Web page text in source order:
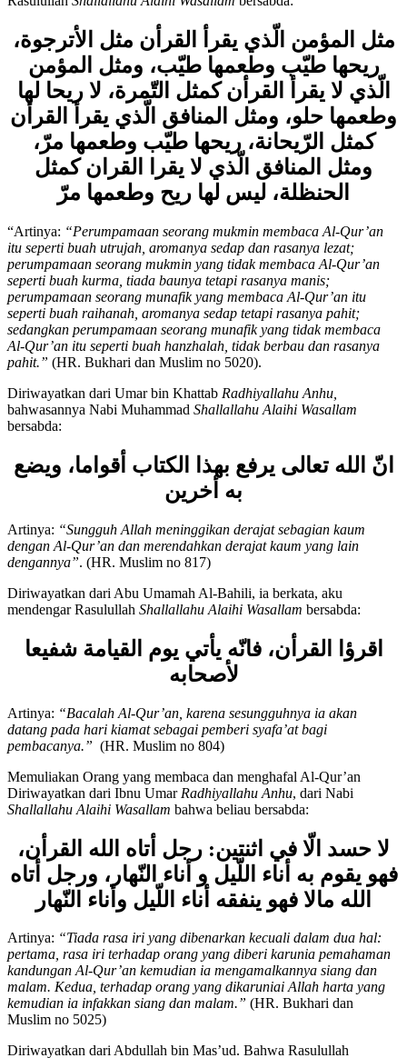
مثل المؤمن الّذي يقرأ القرأن مثل الأترجوة،
ريحها طيّب وطعمها طيّب، ومثل المؤمن
الّذي لا يقرأ القرأن كمثل التّمرة، لا ريحا لها
وطعمها حلو، ومثل المنافق الّذي يقرأ القرأن
كمثل الرّيحانة، ريحها طيّب وطعمها مرّ،
ومثل المنافق الّذي لا يقرا القران كمثل
الحنظلة، ليس لها ريح وطعمها مرّ
“Artinya: “Perumpamaan seorang mukmin membaca Al-Qur
itu seperti buah utrujah, aromanya sedap dan rasanya lezat;
perumpamaan seorang mukmin yang tidak membaca Al-Qur
seperti buah kurma, tiada baunya tetapi rasanya manis;
perumpamaan seorang munafik yang membaca Al-Qur’an itu
seperti buah raihanah, aromanya sedap tetapi rasanya pahit;
sedangkan perumpamaan seorang munafik yang tidak membaca
Al-Qur ’an itu seperti buah hanzhalah, tidak berbau dan rasanya
Diriwayatkan dari Umar bin KhattabRadhiyallahu Anhu,
bahwasannya Nabi Muhammad
نّ الله تعالى يرفع بهذا الكتاب أقواما، ويضع
به أخرين
Artinya:“Sungguh Allah meninggikan derajat sebagian kaum
dengan Al-Qur’an dan merendahkan derajat kaum yang lain
Diriwayatkan dari Abu Umamah Al-Bahili, ia berkata, aku
اقرؤا القرأن، فانّه يأتي يوم القيامة شفيعا
لأصحابه
Artinya:“Bacalah Al-Qur’an, karena sesungguhnya ia akan
datang pada hari kiamat sebagai pemberi syafa
Memuliakan Orang yang membaca dan menghafal Al-Qur’an
Diriwayatkan dari Ibnu UmarRadhiyallahu Anhu, dari Nabi
لا حسد الّا في اثنتين: رجل أتاه الله القرأن،
فهو يقوم به أناء اللّيل و أناء النّهار، ورجل أتاه
الله مالا فهو ينفقه أناء اللّيل وأناء النّهار
Artinya: “Tiada rasa iri yang dibenarkan kecuali dalam dua hal:
pertama, rasa iri terhadap orang yang diberi karunia pemahaman
kandungan Al-Qur’an kemudian ia mengamalkannya siang dan
malam. Kedua, terhadap orang yang dikaruniai Allah harta yang
kemudian ia infakkan siang dan malam.”